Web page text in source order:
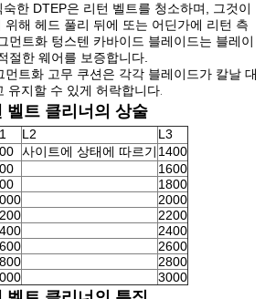
한 DTEP은 리턴 벨트를 청소하며, 그것이
위해 헤드 풀리 뒤에 또는 어딘가에 리턴 측
먼트화 텅스텐 카바이드 블레이드는 블레이
절한 웨어를 보증합니다.
먼트화 고무 쿠션은 각각 블레이드가 칼날 대
유지할 수 있게 허락합니다.
벨트 클리너의 상술
L2
L3
사이트에 상태에 따르기 1400
1600
1800
2000
2200
2400
2600
2800
3000